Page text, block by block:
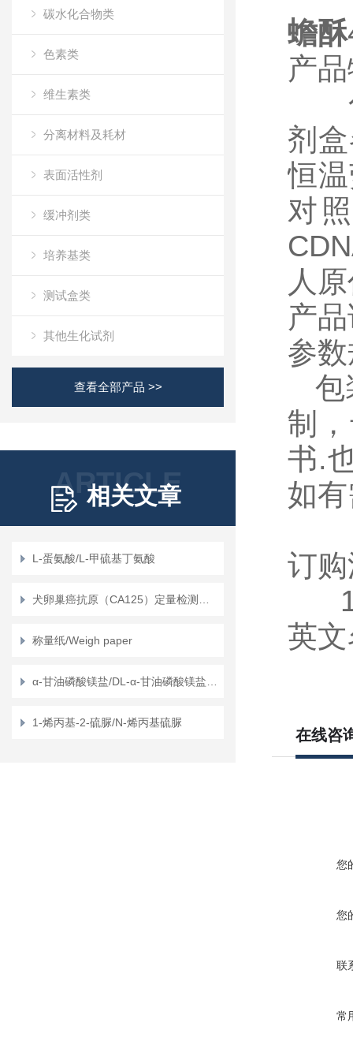
碳水化合物类
色素类
维生素类
分离材料及耗材
表面活性剂
缓冲剂类
培养基类
测试盒类
其他生化试剂
查看全部产品 >>
ARTICLE
相关文章
L-蛋氨酸/L-甲硫基丁氨酸
称量纸/Weigh paper
1-烯丙基-2-硫脲/N-烯丙基硫脲
蟾酥
产
化
剂
恒
对
人
产
参
包
制
书.
如
订
1
英
在线咨
您
您
联
常